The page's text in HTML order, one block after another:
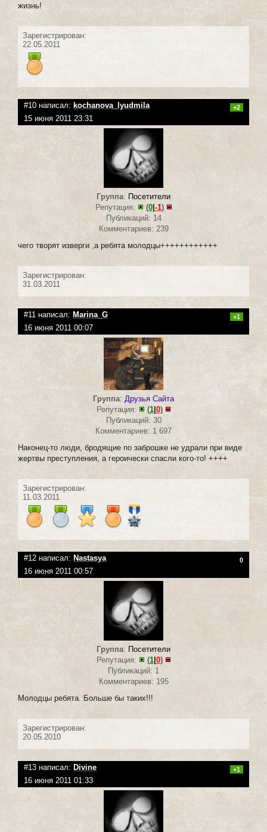
жизнь!
Зарегистрирован:
22.05.2011
#10 написал: kochanova_lyudmila +2
15 июня 2011 23:31
Группа: Посетители
Репутация:
(0|-1)
Публикаций: 14
Комментариев: 239
чего творят изверги ,а ребята молодцы++++++++++++
Зарегистрирован:
31.03.2011
#11 написал: Marina_G +1
16 июня 2011 00:07
Группа: Друзья Сайта
Репутация:
(1|0)
Публикаций: 30
Комментариев: 1 697
Наконец-то люди, бродящие по заброшке не удрали при виде
жертвы преступления, а героически спасли кого-то! ++++
Зарегистрирован:
11.03.2011
#12 написал: Nastasya 0
16 июня 2011 00:57
Группа: Посетители
Репутация:
(1|0)
Публикаций: 1
Комментариев: 195
Молодцы ребята. Больше бы таких!!!
Зарегистрирован:
20.05.2010
#13 написал: Divine +1
16 июня 2011 01:33